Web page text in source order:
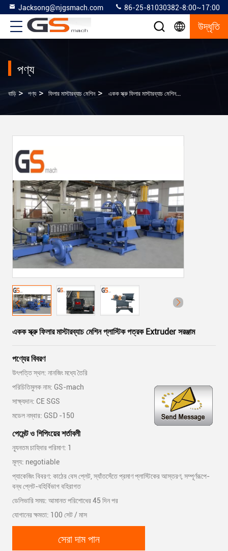
Jacksong@njgsmach.com 86-25-81030382-8:00~17:00
উদ্ধৃতি
পণ্য
বাড়ি > পণ্য > ফিলার মাস্টারব্যাচ মেশিন > একক স্ক্রু ফিলার মাস্টারব্যাচ মেশিন প্লাস্টিক পত্রক Extruder সরঞ্জাম
একক স্ক্রু ফিলার মাস্টারব্যাচ মেশিন প্লাস্টিক পত্রক Extruder সরঞ্জাম
পণ্যের বিবরণ
উৎপত্তি স্থল: নানজিং মধ্যে তৈরি
পরিচিতিমুলক নাম: GS-mach
সাক্ষ্যদান: CE SGS
মডেল নম্বার: GSD -150
পেমেন্ট ও শিপিংয়ের শর্তাবলী
ন্যূনতম চাহিদার পরিমাণ: 1
মূল্য: negotiable
প্যাকেজিং বিবরণ: কাঠের বেস প্লেট, স্যাঁতসেঁতে প্রমাণ প্লাস্টিকের আস্তরণ, সম্পূর্ণরূপে-
বন্ধ প্লেট-বহির্বিভাগ বহিরাগত
ডেলিভারি সময়: আমানত পরিশোধের 45 দিন পর
যোগানের ক্ষমতা: 100 সেট / মাস
সেরা দাম পান